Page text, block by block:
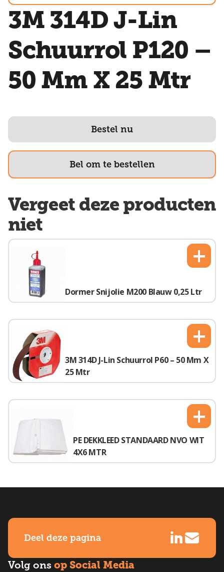
3M 314D J-Lin
Schuurrol P120 –
50 Mm X 25 Mtr
Bestel nu
Bel om te bestellen
Vergeet deze producten
niet
Dormer Snijolie M200 Blauw 0,25 Ltr
+
3M 314D J-Lin Schuurrol P60 – 50 Mm X
25 Mtr
+
PE DEKKLEED STANDAARD NVO WIT
4X6 MTR
+
Deel deze pagina
Volg ons op Social Media